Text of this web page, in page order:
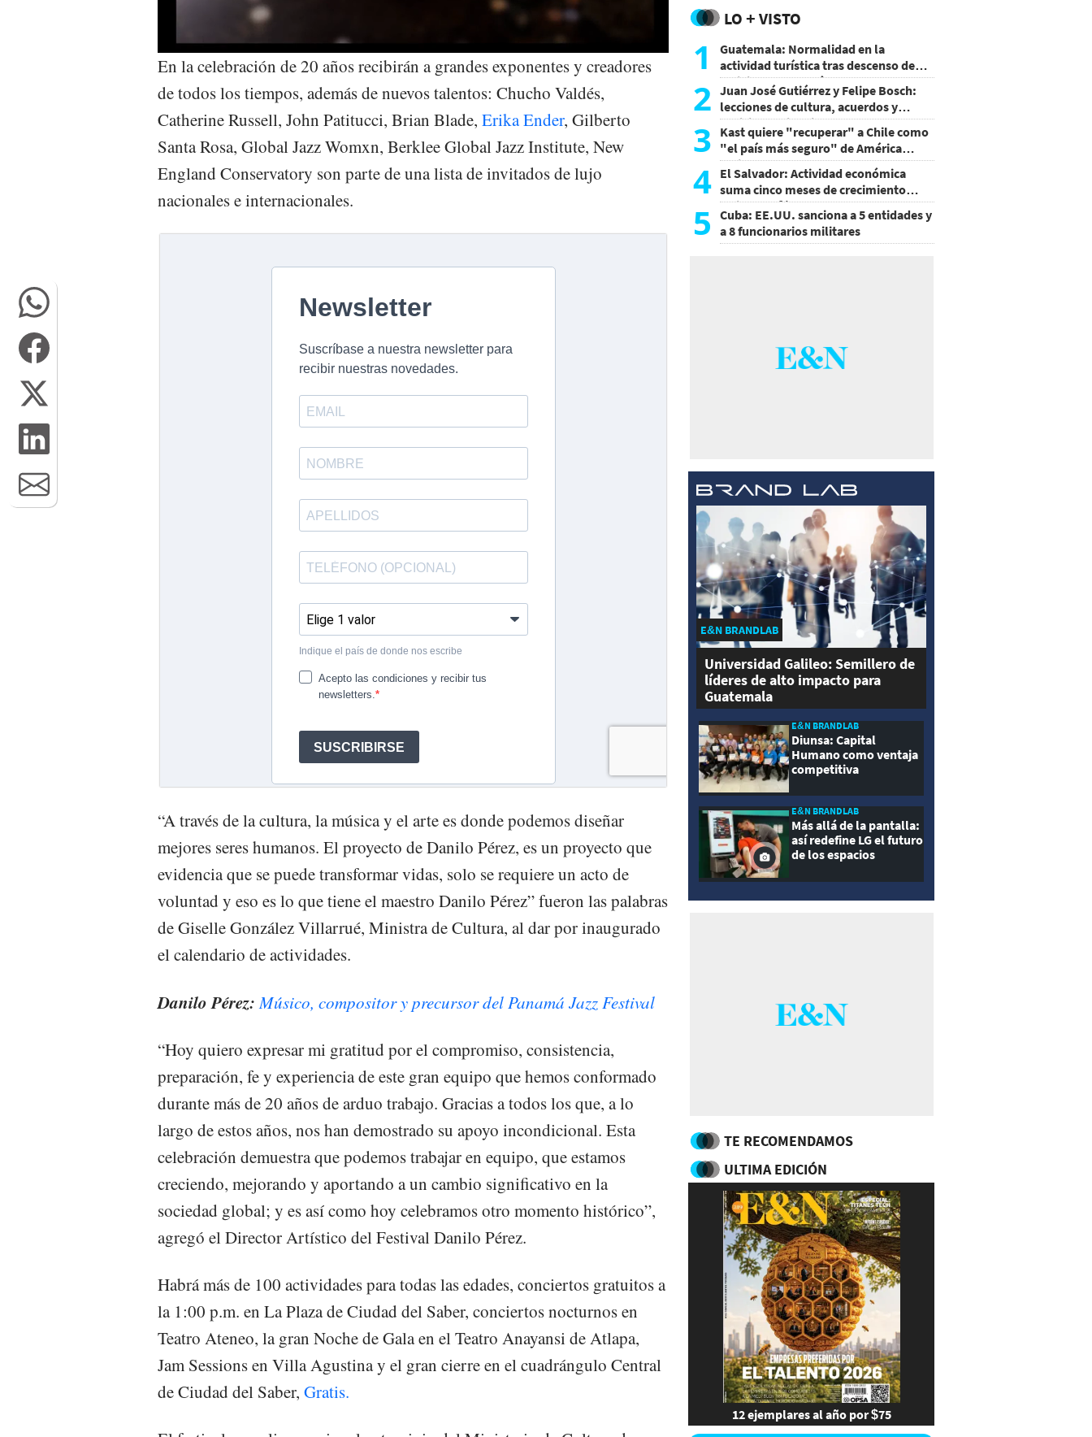
En la celebración de 20 años recibirán a grandes exponentes y creadores
de todos los tiempos, además de nuevos talentos: Chucho Valdés,
Catherine Russell, John Patitucci, Brian Blade, Erika Ender, Gilberto
Santa Rosa, Global Jazz Womxn, Berklee Global Jazz Institute, New
England Conservatory son parte de una lista de invitados de lujo
nacionales e internacionales.
“A través de la cultura, la música y el arte es donde podemos diseñar
mejores seres humanos. El proyecto de Danilo Pérez, es un proyecto que
evidencia que se puede transformar vidas, solo se requiere un acto de
voluntad y eso es lo que tiene el maestro Danilo Pérez” fueron las palabras
de Giselle González Villarrué, Ministra de Cultura, al dar por inaugurado
el calendario de actividades.
Danilo Pérez:Músico, compositor y precursor del Panamá Jazz Festival
“Hoy quiero expresar mi gratitud por el compromiso, consistencia,
preparación, fe y experiencia de este gran equipo que hemos conformado
durante más de 20 años de arduo trabajo. Gracias a todos los que, a lo
largo de estos años, nos han demostrado su apoyo incondicional. Esta
celebración demuestra que podemos trabajar en equipo, que estamos
creciendo, mejorando y aportando a un cambio significativo en la
sociedad global; y es así como hoy celebramos otro momento histórico”,
agregó el Director Artístico del Festival Danilo Pérez.
Habrá más de 100 actividades para todas las edades, conciertos gratuitos a
la 1:00 p.m. en La Plaza de Ciudad del Saber, conciertos nocturnos en
Teatro Ateneo, la gran Noche de Gala en el Teatro Anayansi de Atlapa,
Jam Sessions en Villa Agustina y el gran cierre en el cuadrángulo Central
de Ciudad del Saber, Gratis.
LO + VISTO
1
Guatemala: Normalidad en la
actividad turística tras descenso de
actividad del volcán de Fuego
2 Juan José Gutiérrez y Felipe Bosch:
lecciones de cultura, acuerdos y
decisiones sin miedo
3 Kast quiere "recuperar" a Chile como
"el país más seguro" de América
Latina
4 El Salvador: Actividad económica
suma cinco meses de crecimiento
arriba de 4%
5
Cuba: EE.UU. sanciona a 5 entidades y
a 8 funcionarios militares
E&N BRANDLAB
Universidad Galileo: Semillero de
líderes de alto impacto para
Guatemala
E&N BRANDLAB
Diunsa: Capital
Humano como ventaja
competitiva
E&N BRANDLAB
Más allá de la pantalla:
así redefine LG el futuro
de los espacios
TE RECOMENDAMOS
ULTIMA EDICIÓN
12 ejemplares al año por $75